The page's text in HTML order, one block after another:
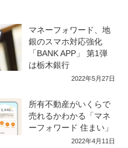
マネーフォワード、地
銀のスマホ対応強化
「BANK APP」 第1弾
は栃木銀行
2022年5月27日
所有不動産がいくらで
売れるかわかる「マネ
ーフォワード 住まい」
2022年4月11日